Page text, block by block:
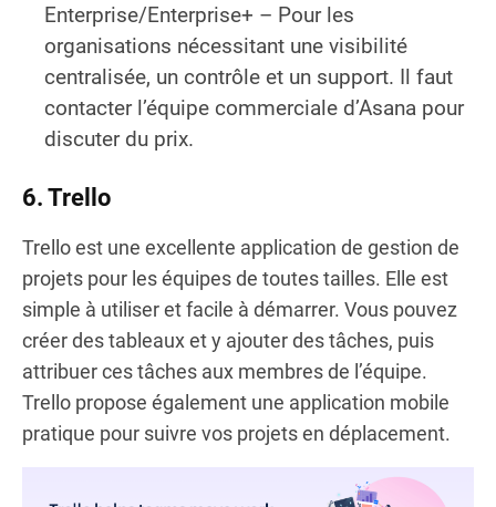
Enterprise/Enterprise+ – Pour les
organisations nécessitant une visibilité
centralisée, un contrôle et un support. Il faut
contacter l’équipe commerciale d’Asana pour
discuter du prix.
6. Trello
Trello est une excellente application de gestion de
projets pour les équipes de toutes tailles. Elle est
simple à utiliser et facile à démarrer. Vous pouvez
créer des tableaux et y ajouter des tâches, puis
attribuer ces tâches aux membres de l’équipe.
Trello propose également une application mobile
pratique pour suivre vos projets en déplacement.